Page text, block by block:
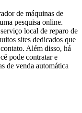
de máquinas de
pesquisa online.
local de reparo de
sites dedicados que
Além disso, há
pode contratar e
de venda automática